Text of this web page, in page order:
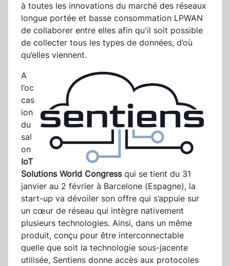
à toutes les innovations du marché des réseaux
longue portée et basse consommation LPWAN
de collaborer entre elles afin qu'il soit possible
de collecter tous les types de données, d’où
qu’elles viennent.
A
l’oc
cas
ion
du
sal
on
IoT
Solutions World Congress qui se tient du 31
janvier au 2 février à Barcelone (Espagne), la
start-up va dévoiler son offre qui s’appuie sur
un cœur de réseau qui intègre nativement
plusieurs technologies. Ainsi, dans un même
produit, conçu pour être interconnectable
quelle que soit la technologie sous-jacente
utilisée, Sentiens donne accès aux protocoles